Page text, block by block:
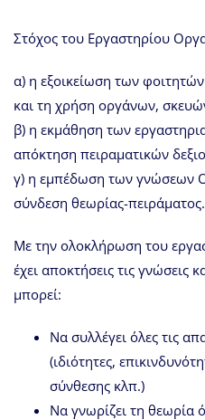
Στόχος του Εργαστηρίου
α) η εξοικείωση των
και τη χρήση οργάνων,
β) η εκμάθηση των
απόκτηση πειραματικών
γ) η εμπέδωση των γνώσεων
σύνδεση θεωρίας-πειράματος.
Με την ολοκλήρωση του
έχει αποκτήσεις τις γνώσεις
μπορεί:
Να συλλέγει όλες τις
(ιδιότητες,
σύνθεσης κλπ.)
Να γνωρίζει τη θεωρία